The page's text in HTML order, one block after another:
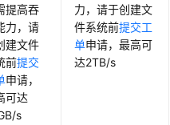
提高吞
力，请
建文件
前提交
申请，
可达
s
力，请于创建文
件系统前提交工
单申请，最高可
达2TB/s